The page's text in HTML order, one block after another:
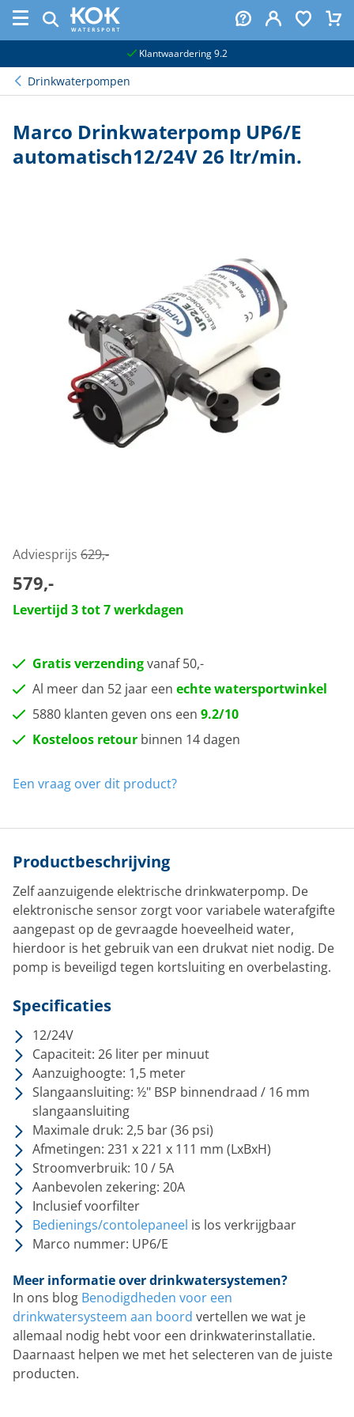
Klantwaardering 9.2
Drinkwaterpompen
Marco Drinkwaterpomp UP6/E
automatisch12/24V 26 ltr/min.
Adviesprijs 629,-
579,-
Levertijd 3 tot 7 werkdagen
Gratis verzendingvanaf 50,-
Al meer dan 52 jaar een echte watersportwinkel
5880 klanten geven ons een 9.2/10
Kosteloos retour binnen 14 dagen
Een vraag over dit product?
Productbeschrijving
Zelf aanzuigende elektrische drinkwaterpomp. De
elektronische sensor zorgt voor variabele waterafgifte
aangepast op de gevraagde hoeveelheid water,
hierdoor is het gebruik van een drukvat niet nodig. De
pomp is beveiligd tegen kortsluiting en overbelasting.
Specificaties
12/24V
Capaciteit: 26 liter per minuut
Aanzuighoogte: 1,5 meter
Slangaansluiting: ½" BSP binnendraad / 16 mm
slangaansluiting
Maximale druk: 2,5 bar (36 psi)
Afmetingen: 231 x 221 x 111 mm (LxBxH)
Stroomverbruik: 10 / 5A
Aanbevolen zekering: 20A
Inclusief voorfilter
Bedienings/contolepaneel is los verkrijgbaar
Marco nummer: UP6/E
Meer informatie over drinkwatersystemen?
In ons blog Benodigdheden voor een
drinkwatersysteem aan boord vertellen we wat je
allemaal nodig hebt voor een drinkwaterinstallatie.
Daarnaast helpen we met het selecteren van de juiste
producten.